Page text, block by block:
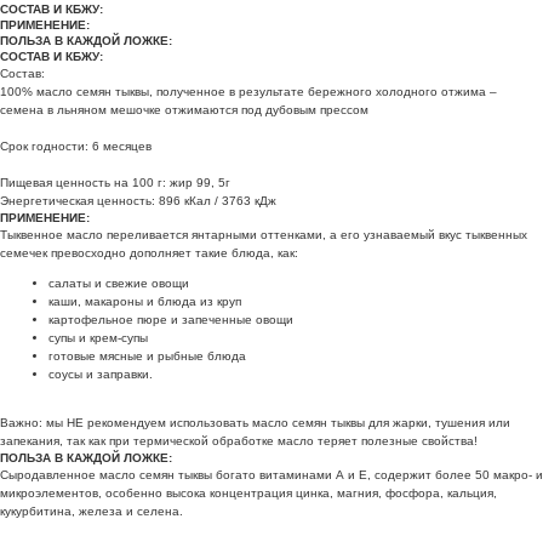
CОСТАВ И КБЖУ:
ПРИМЕНЕНИЕ:
ПОЛЬЗА В КАЖДОЙ ЛОЖКЕ:
CОСТАВ И КБЖУ:
Состав:
100% масло семян тыквы, полученное в результате бережного холодного отжима –
семена в льняном мешочке отжимаются под дубовым прессом
Срок годности: 6 месяцев
Пищевая ценность на 100 г: жир 99, 5г
Энергетическая ценность: 896 кКал / 3763 кДж
ПРИМЕНЕНИЕ:
Тыквенное масло переливается янтарными оттенками, а его узнаваемый вкус тыквенных
семечек превосходно дополняет такие блюда, как:
салаты и свежие овощи
каши, макароны и блюда из круп
картофельное пюре и запеченные овощи
супы и крем-супы
готовые мясные и рыбные блюда
соусы и заправки.
Важно: мы НЕ рекомендуем использовать масло семян тыквы для жарки, тушения или
запекания, так как при термической обработке масло теряет полезные свойства!
ПОЛЬЗА В КАЖДОЙ ЛОЖКЕ:
Сыродавленное масло семян тыквы богато витаминами А и Е, содержит более 50 макро- и
микроэлементов, особенно высока концентрация цинка, магния, фосфора, кальция,
кукурбитина, железа и селена.